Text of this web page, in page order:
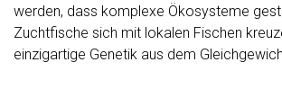
werden, dass komplexe Ökosysteme
Zuchtfische sich mit lokalen Fischen
einzigartige Genetik aus dem